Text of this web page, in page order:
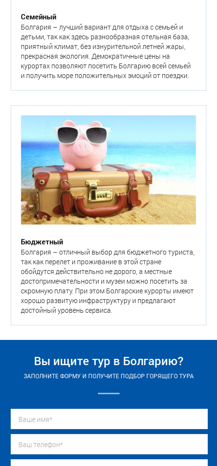
Семейный
Болгария – лучший вариант для отдыха с семьей и
детьми, так как здесь разнообразная отельная база,
приятный климат, без изнурительной летней жары,
прекрасная экология. Демократичные цены на
курортах позволяют посетить Болгарию всей семьей
и получить море положительных эмоций от поездки.
Бюджетный
Болгария – отличный выбор для бюджетного туриста,
так как перелет и проживание в этой стране
обойдутся действительно не дорого, а местные
достопримечательности и музеи можно посетить за
скромную плату. При этом Болгарские курорты имеют
хорошо развитую инфраструктуру и предлагают
достойный уровень сервиса.
Вы ищите тур в Болгарию?
ЗАПОЛНИТЕ ФОРМУ И ПОЛУЧИТЕ ПОДБОР ГОРЯЩЕГО ТУРА